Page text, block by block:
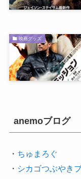
映画グッズ
anemoブログ
・ ちゅまろぐ
・ シカゴつぶやき